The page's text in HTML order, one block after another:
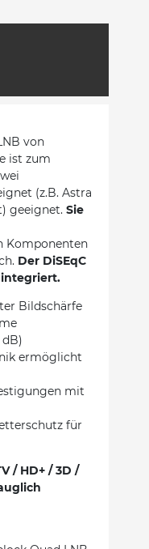
von
ist zum
(z.B. Astra
geeignet. Sie
Komponenten
Der DiSEqC
integriert.
Bildschärfe
ermöglicht
mit
für
/ HD+ / 3D /